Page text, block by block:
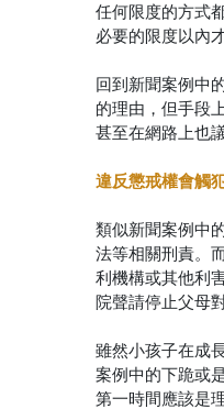
任何限度的方式
必要的限度以內
回到新聞案例中
的理由，但手段
甚至在網路上也
違反懲戒權會觸
類似新聞案例中
法等相關刑責。
利機構或其他利
院聲請停止父母
雖然小孩子在成
案例中的下跪或
第一時間應該是